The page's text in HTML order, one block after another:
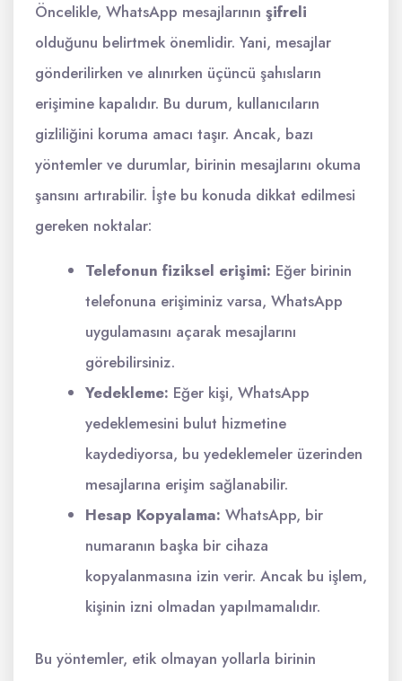
Öncelikle, WhatsApp mesajlarının şifreli
olduğunu belirtmek önemlidir. Yani, mesajlar
gönderilirken ve alınırken üçüncü şahısların
erişimine kapalıdır. Bu durum, kullanıcıların
gizliliğini koruma amacı taşır. Ancak, bazı
yöntemler ve durumlar, birinin mesajlarını okuma
şansını artırabilir. İşte bu konuda dikkat edilmesi
gereken noktalar:
Telefonun fiziksel erişimi: Eğer birinin
telefonuna erişiminiz varsa, WhatsApp
uygulamasını açarak mesajlarını
görebilirsiniz.
Yedekleme: Eğer kişi, WhatsApp
yedeklemesini bulut hizmetine
kaydediyorsa, bu yedeklemeler üzerinden
mesajlarına erişim sağlanabilir.
Hesap Kopyalama: WhatsApp, bir
numaranın başka bir cihaza
kopyalanmasına izin verir. Ancak bu işlem,
kişinin izni olmadan yapılmamalıdır.
Bu yöntemler, etik olmayan yollarla birinin